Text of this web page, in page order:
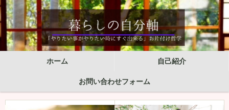
ホーム 自己紹介
お問い合わせフォーム